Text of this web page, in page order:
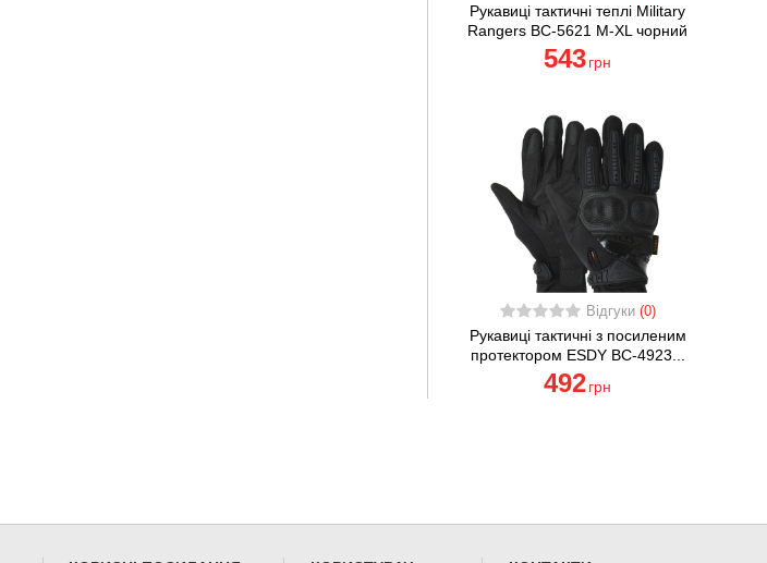
Рукавиці тактичні теплі Military
Rangers BC-5621 M-XL чорний
543 грн
Відгуки (0)
Рукавиці тактичні з посиленим
протектором ESDY BC-4923...
492 грн